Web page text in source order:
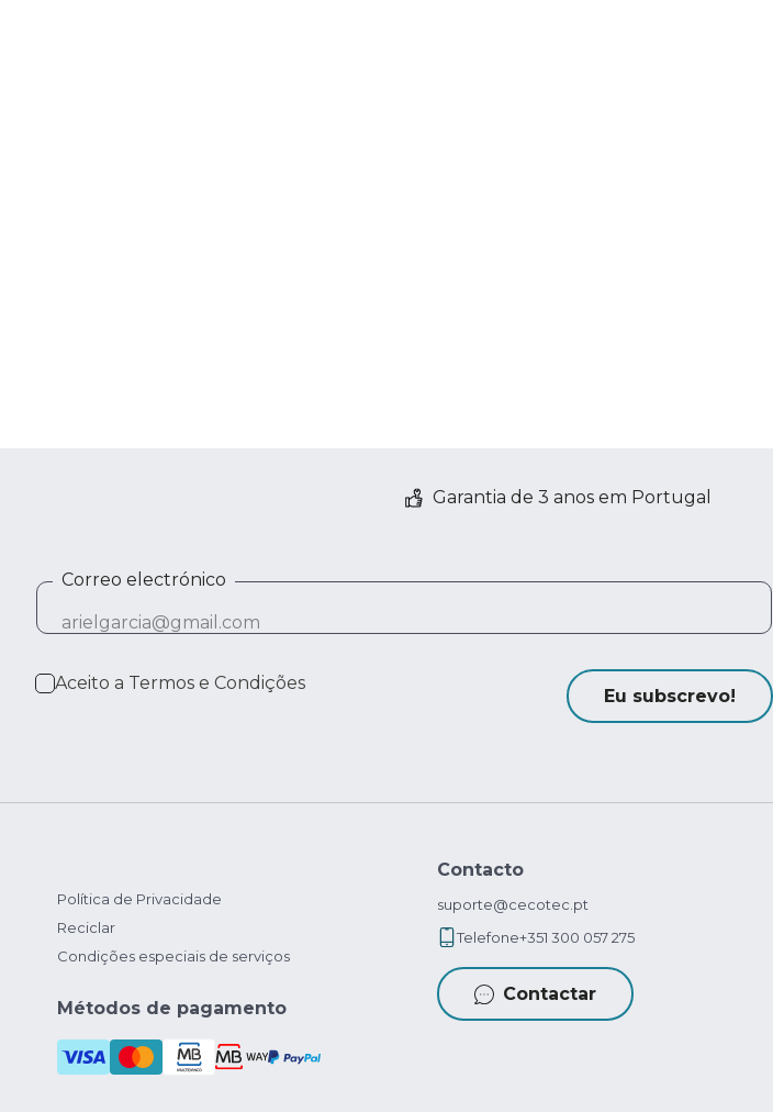
Garantia de 3 anos em Portugal
Correo electrónico
Aceito a Termos e Condições
Eu subscrevo!
Política de Privacidade
Reciclar
Condições especiais de serviços
Métodos de pagamento
Contacto
suporte@cecotec.pt
Telefone+351 300 057 275
Contactar